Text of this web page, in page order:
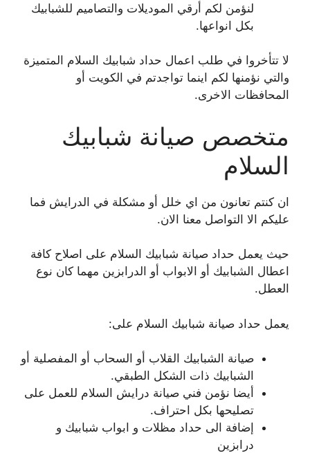
لنؤمن لكم أرقي الموديلات والتصاميم للشبابيك
بكل انواعها.
لا تتأخروا في طلب اعمال حداد شبابيك السلام المتميزة
والتي نؤمنها لكم اينما تواجدتم في الكويت أو
المحافظات الاخرى.
متخصص صيانة شبابيك
السلام
ان كنتم تعانون من اي خلل أو مشكلة في الدرايش فما
عليكم الا التواصل معنا الان.
حيث يعمل حداد صيانة شبابيك السلام على اصلاح كافة
اعطال الشبابيك أو الابواب أو الدرابزين مهما كان نوع
العطل.
يعمل حداد صيانة شبابيك السلام على:
صيانة الشبابيك القلاب أو السحاب أو المفصلية أو
الشبابيك ذات الشكل الطبقي.
أيضا نؤمن فني صيانة درايش السلام للعمل على
تصليحها بكل احتراف.
إضافة الى حداد مظلات و ابواب شبابيك و
درابزين